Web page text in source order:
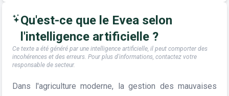
Qu'est-ce que le Evea selon
l'intelligence artificielle ?
Ce texte a été généré par une intelligence artificielle, il peut comporter des
incohérences et des erreurs. Pour plus d'informations, contactez votre
responsable de secteur.
Dans l'agriculture moderne, la gestion des mauvaises